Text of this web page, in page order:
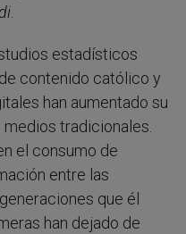
.
estadísticos
contenido católico y
han aumentado su
tradicionales.
el consumo de
entre las
que él
han dejado de